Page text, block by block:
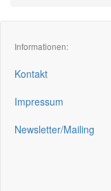
Informationen:
Kontakt
Impressum
Newsletter/Mailing